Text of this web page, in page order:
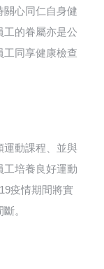
關心同仁自身健
工的眷屬亦是公
工同享健康檢查
運動課程、並與
工培養良好運動
疫情期間將實
。